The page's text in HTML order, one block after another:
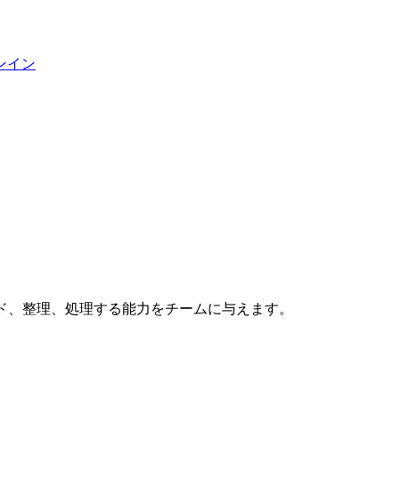
イン
整理、処理する能力をチームに与えます。